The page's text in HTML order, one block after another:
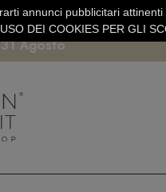
DI CREDITO
Agosto
annunci pubblicitari
DEI COOKIES PER GLI